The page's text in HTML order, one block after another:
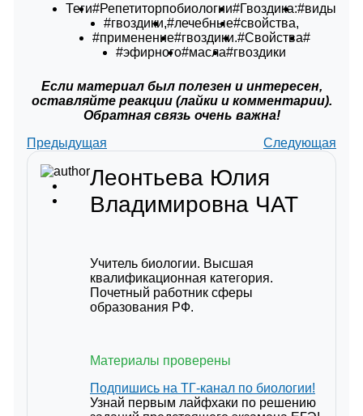
Теги#Репетиторпобиологии#Гвоздика:#виды
#гвоздики,#лечебные#свойства,
#применение#гвоздики.#Свойства#
#эфирного#масла#гвоздики
Если материал был полезен и интересен,
оставляйте реакции (лайки и комментарии).
Обратная связь очень важна!
Предыдущая
Следующая
Леонтьева Юлия
Владимировна ЧАТ
Учитель биологии. Высшая
квалификационная категория.
Почетный работник сферы
образования РФ.
Материалы проверены
Подпишись на ТГ-канал по биологии!
Узнай первым лайфхаки по решению